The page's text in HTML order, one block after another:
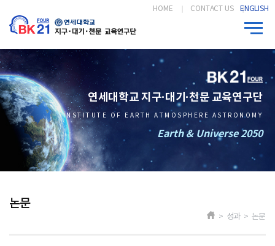
HOME CONTACT US ENGLISH
연세대학교 지구·대기·천문 교육연구단
INSTITUTE OF EARTH ATMOSPHERE ASTRONOMY
Earth & Universe 2050
논문
> 성과 > 논문